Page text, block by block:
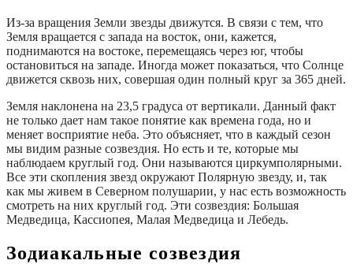
Из-за вращения Земли звезды движутся. В связи с тем, что
Земля вращается с запада на восток, они, кажется,
поднимаются на востоке, перемещаясь через юг, чтобы
остановиться на западе. Иногда может показаться, что Солнце
движется сквозь них, совершая один полный круг за 365 дней.
Земля наклонена на 23,5 градуса от вертикали. Данный факт
не только дает нам такое понятие как времена года, но и
меняет восприятие неба. Это объясняет, что в каждый сезон
мы видим разные созвездия. Но есть и те, которые мы
наблюдаем круглый год. Они называются циркумполярными.
Все эти скопления звезд окружают Полярную звезду, и, так
как мы живем в Северном полушарии, у нас есть возможность
смотреть на них круглый год. Эти созвездия: Большая
Медведица, Кассиопея, Малая Медведица и Лебедь.
Зодиакальные созвездия